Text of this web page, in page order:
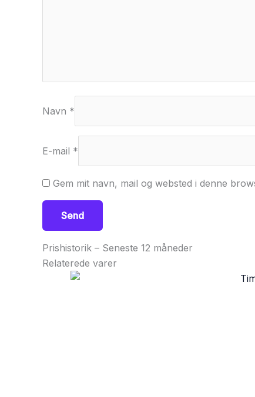
Navn *
E-mail *
Gem mit navn, mail og websted i denne
Prishistorik – Seneste 12 måneder
Relaterede varer